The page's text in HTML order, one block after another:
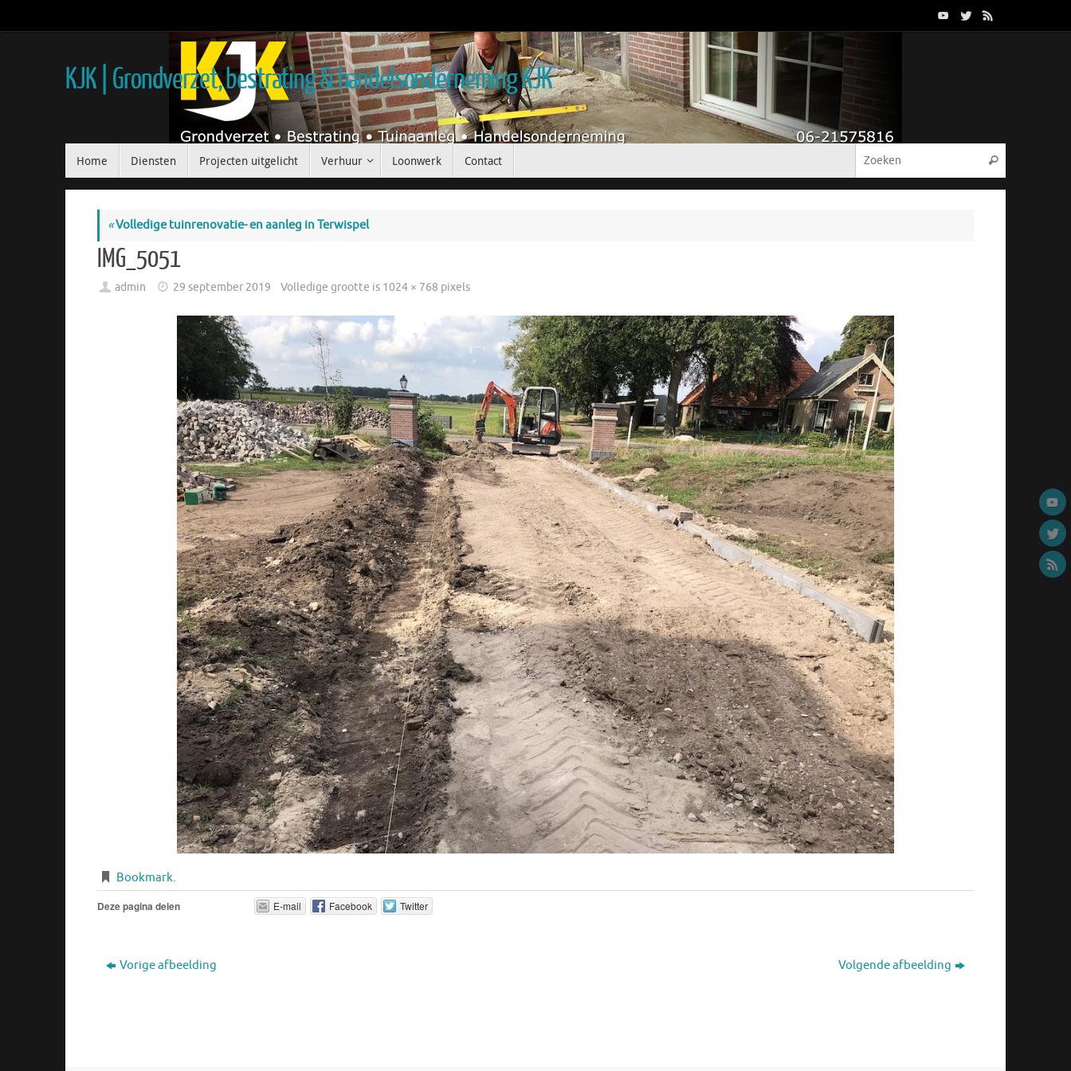
KJK | Grondverzet, bestrating & handelsonderneming KJK
Home Diensten Projecten uitgelicht Verhuur Loonwerk Contact
«Volledige tuinrenovatie- en aanleg in Terwispel
IMG_5051
admin 29 september 2019 Volledige grootte is 1024 × 768 pixels
Bookmark.
Deze pagina delen E-mail Facebook Twitter
Vorige afbeelding Volgende afbeelding